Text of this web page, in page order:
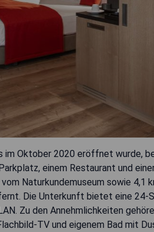
im Oktober 2020 eröffnet wurde,
einem Restaurant und
Naturkundemuseum sowie 4,1
Die Unterkunft bietet eine 24-
Zu den Annehmlichkeiten
TV und eigenem Bad mit